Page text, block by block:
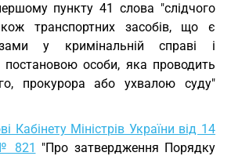
пункту 41 слова "слідчого
транспортних засобів, що є
у кримінальній справі і
постановою особи, яка проводить
прокурора або ухвалою суду"
Кабінету Міністрів України від 14
821 "Про затвердження Порядку